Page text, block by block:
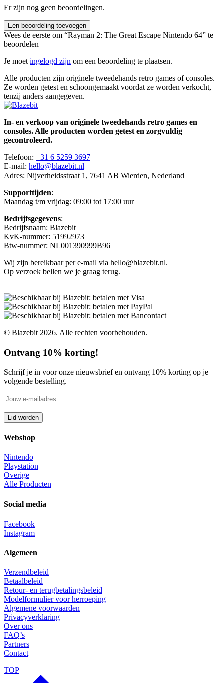
Er zijn nog geen beoordelingen.
Een beoordeling toevoegen
Wees de eerste om “Rayman 2: The Great Escape Nintendo 64” te
beoordelen
Je moet ingelogd zijn om een beoordeling te plaatsen.
Alle producten zijn originele tweedehands retro games of consoles.
Ze worden getest en schoongemaakt voordat ze worden verkocht,
tenzij anders aangegeven.
In- en verkoop van originele tweedehands retro games en
consoles. Alle producten worden getest en zorgvuldig
gecontroleerd.
Telefoon: +31 6 5259 3697
E-mail: hello@blazebit.nl
Adres: Nijverheidsstraat 1, 7641 AB Wierden, Nederland
Supporttijden:
Maandag t/m vrijdag: 09:00 tot 17:00 uur
Bedrijfsgegevens:
Bedrijfsnaam: Blazebit
KvK-nummer: 51992973
Btw-nummer: NL001390999B96
Wij zijn bereikbaar per e-mail via hello@blazebit.nl.
Op verzoek bellen we je graag terug.
© Blazebit 2026. Alle rechten voorbehouden.
Ontvang 10% korting!
Schrijf je in voor onze nieuwsbrief en ontvang 10% korting op je
volgende bestelling.
Webshop
Nintendo
Playstation
Overige
Alle Producten
Social media
Facebook
Instagram
Algemeen
Verzendbeleid
Betaalbeleid
Retour- en terugbetalingsbeleid
Modelformulier voor herroeping
Algemene voorwaarden
Privacyverklaring
Over ons
FAQ’s
Partners
Contact
TOP